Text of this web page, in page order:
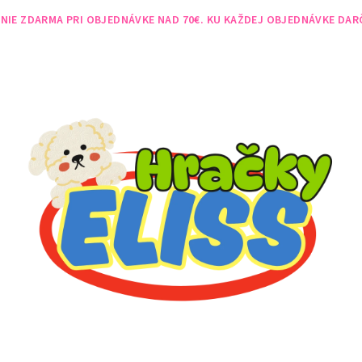
ZDARMA PRI OBJEDNÁVKE NAD 70€. KU KAŽDEJ OBJEDNÁVKE